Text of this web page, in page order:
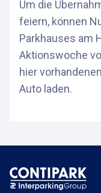
Um die
feiern, können
Parkhauses am
Aktionswoche
hier
Auto laden.